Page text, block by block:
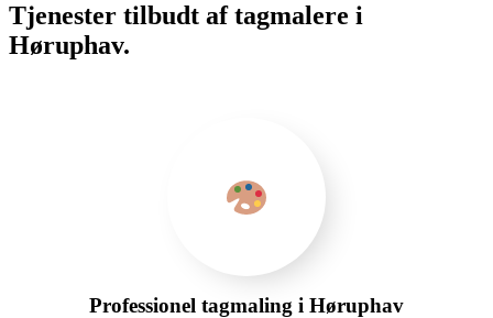
Tjenester tilbudt af tagmalere i
Høruphav.
Professionel tagmaling i Høruphav